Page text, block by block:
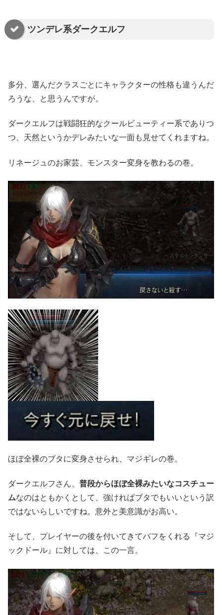
ツンデレ系ダークエルフ
多分、選んだクラスごとにキャラクターの性格も違うんだ
ろうな、と思うんですが。
ダークエルフは戦闘狂的なクールビューティー系でありつ
つ、天然というかデレみたいな一面も見せてくれますね。
リネージュのお家芸、モンスター変身を教わるの巻。
ほぼ全裸のブタに変身させられ、マジギレの巻。
ダークエルフさん、 普段からほぼ全裸みたいなコスチュー
ムなのはともかくとして、強ければブタでもいいという訳
ではないらしいですね。意外と美意識がお高い。
そして、プレイヤーの後を付いてきてバフをくれる『マジ
ックドール』に対しては、この一言。